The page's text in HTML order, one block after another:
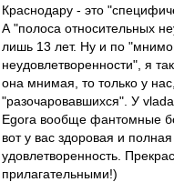
Краснодару - это
А "полоса относительных
лишь 13 лет. Ну и по
неудовлетворенности", я
она мнимая, то только у нас,
"разочаровавшихся". У
Egora вообще фантомные
вот у вас здоровая и полная
удовлетворенность.
прилагательными!)